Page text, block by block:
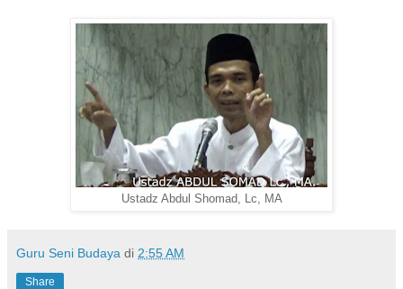
Ustadz Abdul Shomad, Lc, MA
Guru Seni Budaya di 2:55 AM
Share